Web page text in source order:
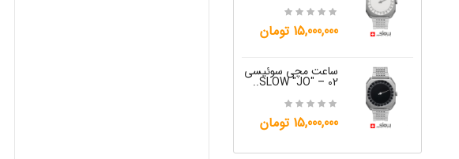
15,000,000 تومان
ساعت مچی سوئیسی
SLOW "JO" – 02..
15,000,000 تومان